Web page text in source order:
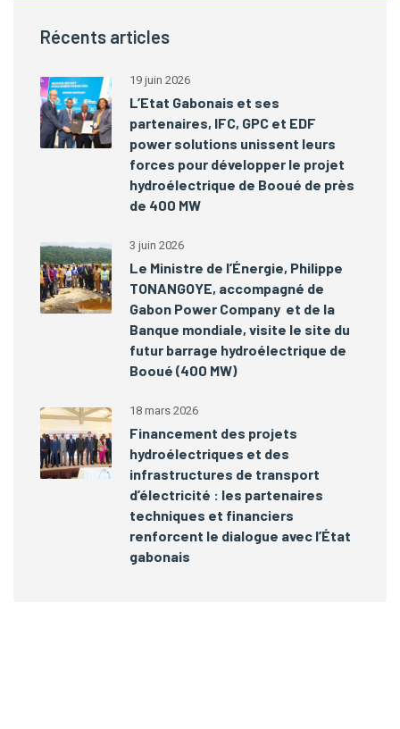
Récents articles
19 juin 2026
L’Etat Gabonais et ses
partenaires, IFC, GPC et EDF
power solutions unissent leurs
forces pour développer le projet
hydroélectrique de Booué de près
de 400 MW
3 juin 2026
Le Ministre de l’Énergie, Philippe
TONANGOYE, accompagné de
Gabon Power Company et de la
Banque mondiale, visite le site du
futur barrage hydroélectrique de
Booué (400 MW)
18 mars 2026
Financement des projets
hydroélectriques et des
infrastructures de transport
d’électricité : les partenaires
techniques et financiers
renforcent le dialogue avec l’État
gabonais